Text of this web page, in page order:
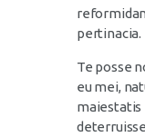
pertinacia.
Te posse
eu mei,
maiestatis